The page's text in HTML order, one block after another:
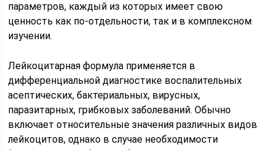
параметров, каждый из которых имеет свою
ценность как по-отдельности, так и в комплексном
изучении.
Лейкоцитарная формула применяется в
дифференциальной диагностике воспалительных
асептических, бактериальных, вирусных,
паразитарных, грибковых заболеваний. Обычно
включает относительные значения различных видов
лейкоцитов, однако в случае необходимости